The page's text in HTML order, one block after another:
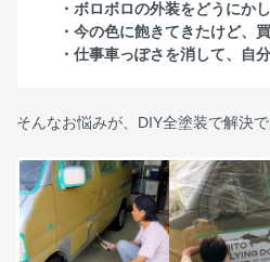
・ボロボロの外装をどうにか
・今の色に飽きてきたけど、
・仕事車っぽさを消して、自
そんなお悩みが、DIY全塗装で解決で